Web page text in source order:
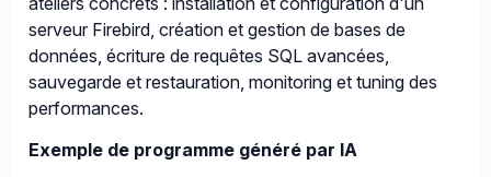
serveur Firebird, création et gestion de bases de
données, écriture de requêtes SQL avancées,
sauvegarde et restauration, monitoring et tuning des
performances.
Exemple de programme généré par IA